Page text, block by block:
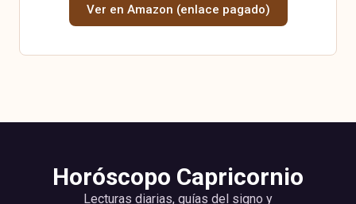
Ver en Amazon (enlace pagado)
Horóscopo Capricornio
Lecturas diarias, guías del signo y